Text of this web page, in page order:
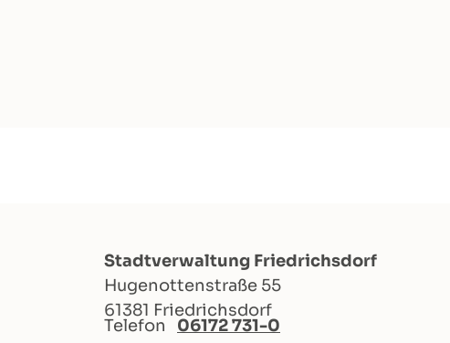
Stadtverwaltung Friedrichsdorf
Hugenottenstraße 55
61381 Friedrichsdorf
Telefon
06172 731-0